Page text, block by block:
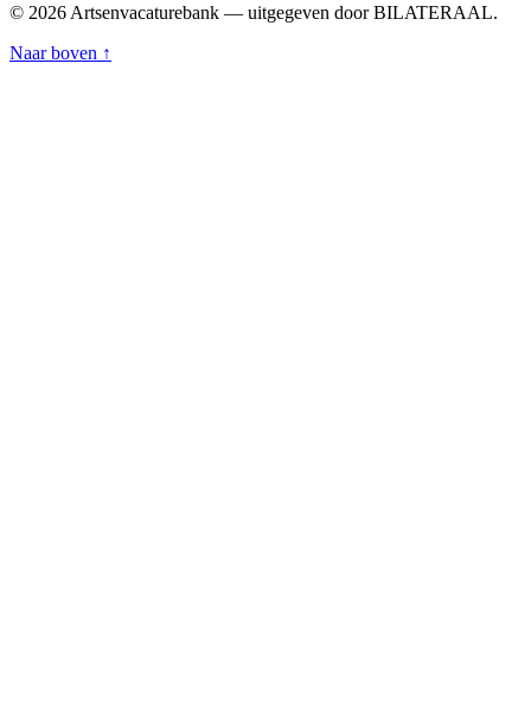
© 2026 Artsenvacaturebank — uitgegeven door BILATERAAL.
Naar boven ↑